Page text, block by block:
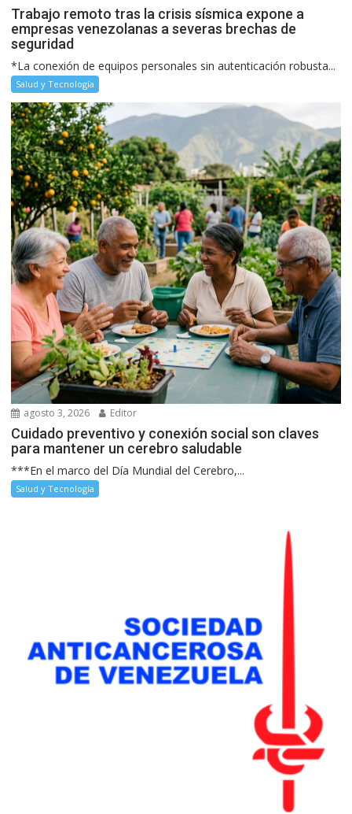
Trabajo remoto tras la crisis sísmica expone a
empresas venezolanas a severas brechas de
seguridad
*La conexión de equipos personales sin autenticación robusta...
Salud y Tecnología
agosto 3, 2026 Editor
Cuidado preventivo y conexión social son claves
para mantener un cerebro saludable
***En el marco del Día Mundial del Cerebro,...
Salud y Tecnología